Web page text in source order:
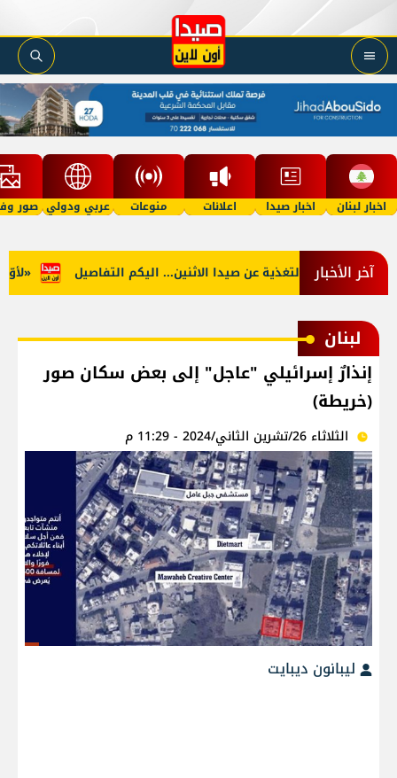
اخبار لبنان اخبار صيدا اعلانات منوعات عربي ودولي صور
آخر الأخبار «لأوّل توقف التغذية عن صيدا الاثنين... اليكم التفاصيل
لبنان
إنذارٌ إسرائيلي "عاجل" إلى بعض سكان صور
(خريطة)
الثلاثاء 26/تشرين الثاني/2024 - 11:29 م
ليبانون ديبايت